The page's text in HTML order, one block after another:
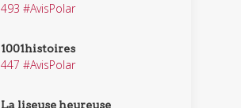
493 #AvisPolar
1001histoires
447 #AvisPolar
La liseuse heureuse